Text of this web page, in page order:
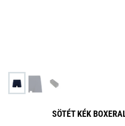
SÖTÉT KÉK